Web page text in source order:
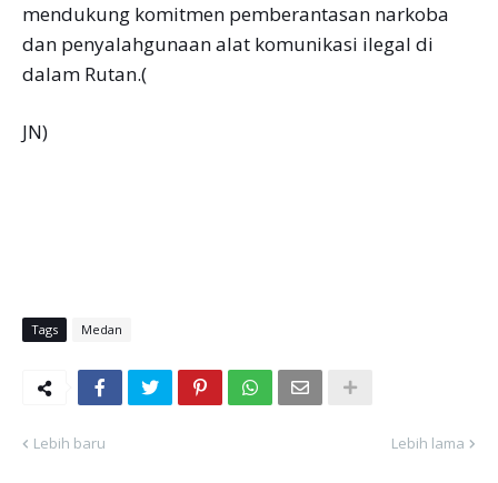
mendukung komitmen pemberantasan narkoba
dan penyalahgunaan alat komunikasi ilegal di
dalam Rutan.(
JN)
Tags Medan
Lebih baru Lebih lama